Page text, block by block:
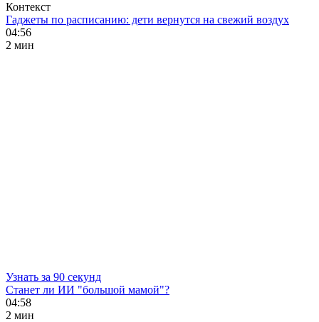
Контекст
Гаджеты по расписанию: дети вернутся на свежий воздух
04:56
2 мин
Узнать за 90 секунд
Станет ли ИИ "большой мамой"?
04:58
2 мин